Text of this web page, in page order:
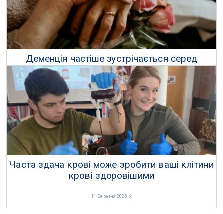
Деменція частіше зустрічається серед
одружених, ніж серед неодружених
04 Квітня 2025 р.
Часта здача крові може зробити ваші клітини
крові здоровішими
11 Березня 2025 р.